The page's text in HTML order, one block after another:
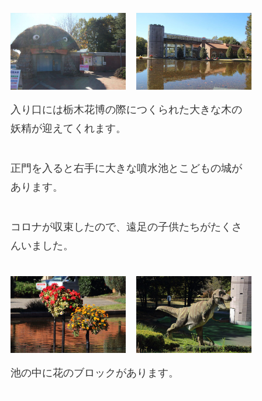
入り口には栃木花博の際につくられた大きな木の
妖精が迎えてくれます。
正門を入ると右手に大きな噴水池とこどもの城が
あります。
コロナが収束したので、遠足の子供たちがたくさ
んいました。
池の中に花のブロックがあります。